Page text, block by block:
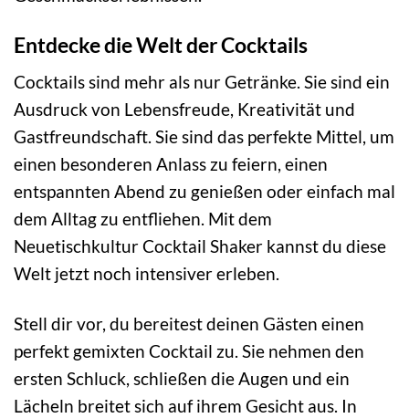
Entdecke die Welt der Cocktails
Cocktails sind mehr als nur Getränke. Sie sind ein
Ausdruck von Lebensfreude, Kreativität und
Gastfreundschaft. Sie sind das perfekte Mittel, um
einen besonderen Anlass zu feiern, einen
entspannten Abend zu genießen oder einfach mal
dem Alltag zu entfliehen. Mit dem
Neuetischkultur Cocktail Shaker kannst du diese
Welt jetzt noch intensiver erleben.
Stell dir vor, du bereitest deinen Gästen einen
perfekt gemixten Cocktail zu. Sie nehmen den
ersten Schluck, schließen die Augen und ein
Lächeln breitet sich auf ihrem Gesicht aus. In